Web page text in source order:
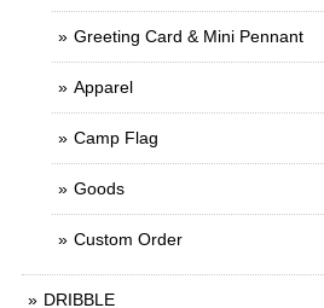
Greeting Card & Mini Pennant
Apparel
Camp Flag
Goods
Custom Order
DRIBBLE